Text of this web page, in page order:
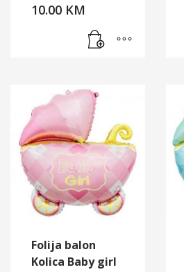
10.00 KM
Folija balon
Kolica Baby girl